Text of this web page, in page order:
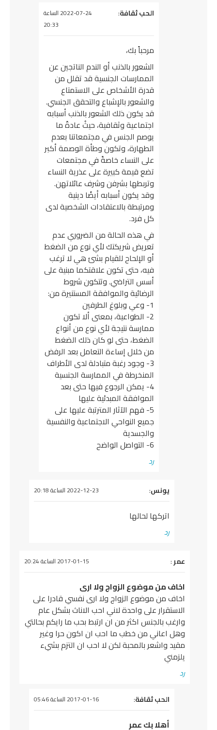
يقول
الحب ثقافة:
2022-07-24 الساعة
20:33
مرحباً بك،
الشعور بالذنب أو الندم الناتجين عن
الممارسات الجنسية قد تقلل من
قدرة الأشخاص على الاستمتاع
والشعور بالإشباع والتحقق الجنسي.
قد يكون ذلك الشعور بالذنب أسبابه
اجتماعية وثقافية، حيثُ عادةً ما
يوصم الجنس في مجتمعاتنا بعدم
الطهارة، وتكون وطأة الوصمة أكبر
على النساء خاصةً في مجتمعات
تضع قيمة كبيرة على عذرية النساء
وتربطها بشرفن وشرف عائلاتهن.
وقد يكون أسبابه أيضًا دينية
ومرتبطة بالاعتقادات الشخصية لدى
كل فرد.
في هذه الحالة من الضروري عدم
تعريض شريكتك لأي نوع من الضغط
أو الإلحاح للقيام بشئ هي لا ترغب
فيه، حتى تكون علاقتكما مبنية على
أسس التراضي. وتتكون شروط
الرضائية والموافقة المستنيرة من:
1- وعي وبلوغ الطرفين
2- الطواعية، بمعنى ألا تكون
ممارسة نتيجة لأي نوع من أنواع
الضغط، حتى لو كان ذلك الضغط
من خلال إساءة التعامل بعد الرفض
3- وجود رغبة متبادلة لدى الأطراف
المنخرطة في الممارسة الجنسية
4- يمكن الرجوع فيها حتى بعد
الموافقة المبدئية عليها
5- فهم الآثار المترتبة عليها على
جميع النواحي الاجتماعية والنفسية
والجسدية
6- التواصل الواضح
رد
يقول
يونس: 2022-12-23 الساعة 20:18
اتركها لحالها
رد
يقول
عمر: 2017-01-15 الساعة 20:24
اخاف من موضوع الزواج ولا ارى
اخاف من موضوع الزواج ولا ارى نفسي قادرا على
الاستقرار على واحدة لاني احب الاناث بشكل عام
وارغب بالجنس اكثر من ان ارتبط بحب ما رايكم بحالتي
وهل اعاني من خطب ما احب ان اكون حرا وغير
مقيد واشعر بالمحبة لكن لا احب ان التزم بشيء
يلزمني
رد
يقول
الحب ثقافة: 2017-01-16 الساعة 05:46
أهلا بك عمر